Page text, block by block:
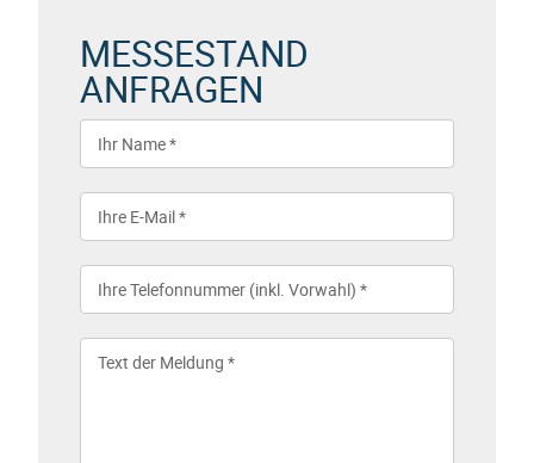
MESSESTAND
ANFRAGEN